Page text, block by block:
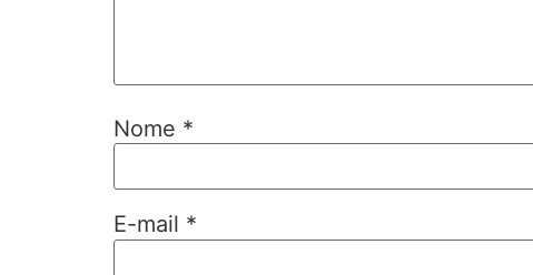
Nome *
E-mail *